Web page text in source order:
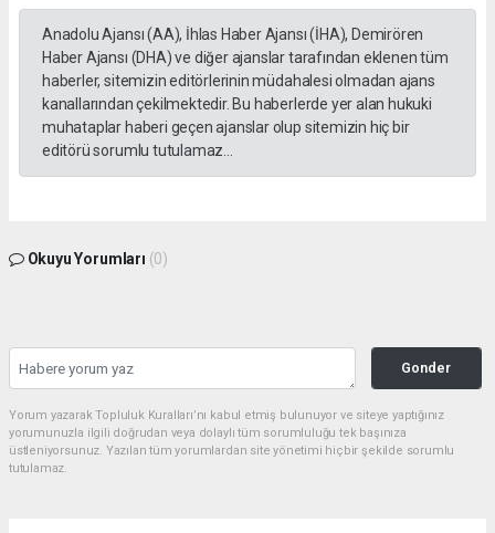
Anadolu Ajansı (AA), İhlas Haber Ajansı (İHA), Demirören
Haber Ajansı (DHA) ve diğer ajanslar tarafından eklenen tüm
haberler, sitemizin editörlerinin müdahalesi olmadan ajans
kanallarından çekilmektedir. Bu haberlerde yer alan hukuki
muhataplar haberi geçen ajanslar olup sitemizin hiç bir
editörü sorumlu tutulamaz...
Okuyu Yorumları (0)
Gonder
Yorum yazarak Topluluk Kuralları’nı kabul etmiş bulunuyor ve siteye yaptığınız
yorumunuzla ilgili doğrudan veya dolaylı tüm sorumluluğu tek başınıza
üstleniyorsunuz. Yazılan tüm yorumlardan site yönetimi hiçbir şekilde sorumlu
tutulamaz.